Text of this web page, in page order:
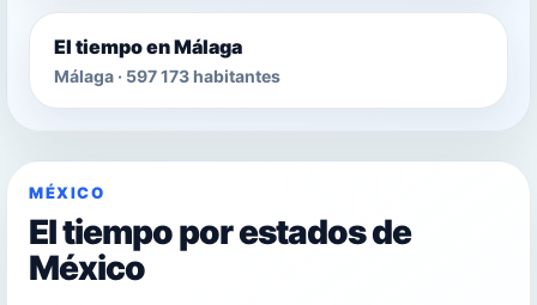
El tiempo en Málaga
Málaga · 597 173 habitantes
MÉXICO
El tiempo por estados de
México